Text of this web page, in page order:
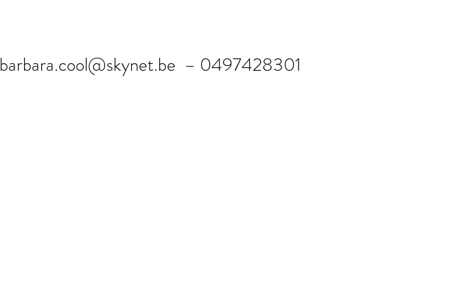
barbara.cool@skynet.be – 0497428301